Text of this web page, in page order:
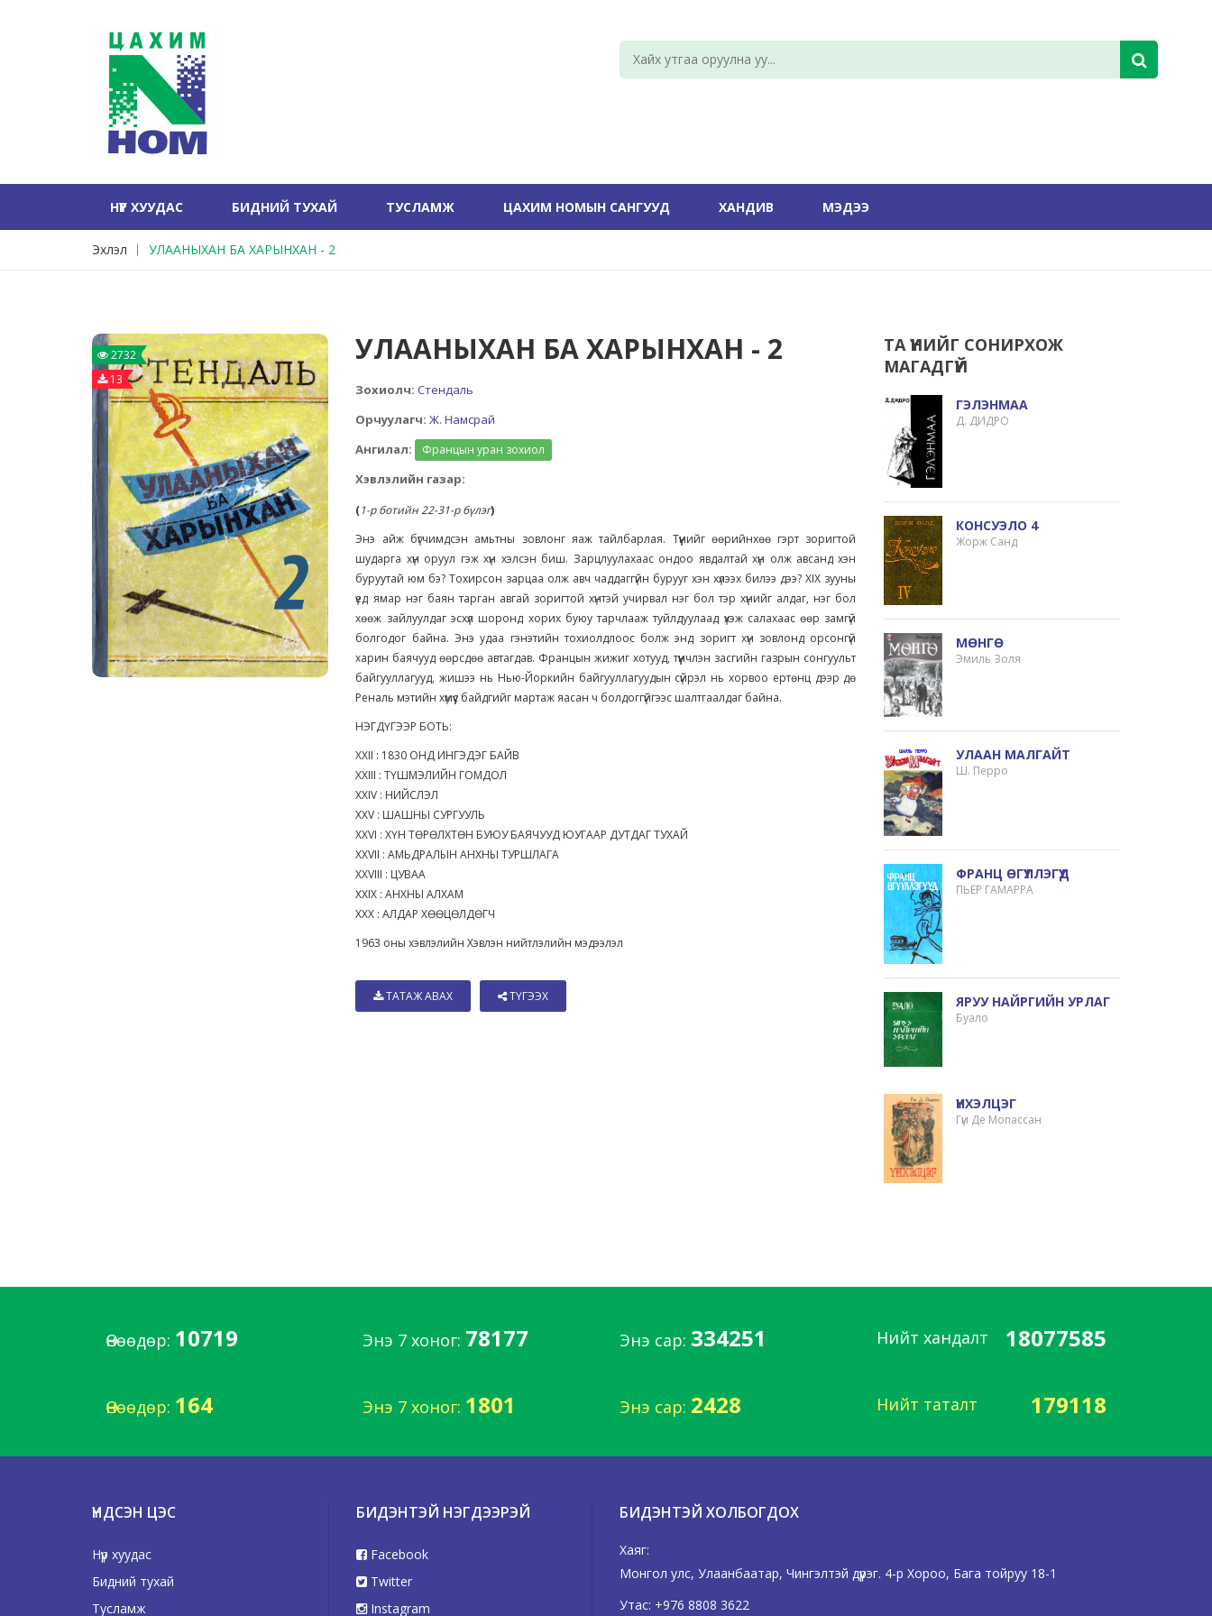
НҮҮР ХУУДАС БИДНИЙ ТУХАЙ ТУСЛАМЖ ЦАХИМ НОМЫН САНГУУД ХАНДИВ МЭДЭЭ
Эхлэл УЛААНЫХАН БА ХАРЫНХАН - 2
2732
13
УЛААНЫХАН БА ХАРЫНХАН - 2
Зохиолч: Стендаль
Орчуулагч: Ж. Намсрай
Ангилал:
Францын уран зохиол
Хэвлэлийн газар:
(1-р ботийн 22-31-р бүлэг)
Энэ айж бүгчимдсэн амьтны зовлонг яаж тайлбарлая. Түүнийг өөрийнхөө гэрт зоригтой
шударга хүн оруул гэж хүн хэлсэн биш. Зарцлуулахаас ондоо явдалтай хүн олж авсанд хэн
буруутай юм бэ? Тохирсон зарцаа олж авч чаддаггүйн бурууг хэн хүлээх билээ дээ? XIX зууны
үед ямар нэг баян тарган авгай зоригтой хүнтэй учирвал нэг бол тэр хүнийг алдаг, нэг бол
хөөж зайлуулдаг эсхүл шоронд хорих буюу тарчлааж туйлдуулаад үхэж салахаас өөр замгүй
болгодог байна. Энэ удаа гэнэтийн тохиолдлоос болж энд зоригт хүн зовлонд орсонгүй
харин баячууд өөрсдөө автагдав. Францын жижиг хотууд, түүнчлэн засгийн газрын сонгуульт
байгууллагууд, жишээ нь Нью-Йоркийн байгууллагуудын сүйрэл нь хорвоо ертөнц дээр дө
Реналь мэтийн хүмүүс байдгийг мартаж яасан ч болдоггүйгээс шалтгаалдаг байна.
НЭГДҮГЭЭР БОТЬ:
XXII : 1830 ОНД ИНГЭДЭГ БАЙВ
XXIII : ТҮШМЭЛИЙН ГОМДОЛ
XXIV : НИЙСЛЭЛ
XXV : ШАШНЫ СУРГУУЛЬ
XXVI : ХҮН ТӨРӨЛХТӨН БУЮУ БАЯЧУУД ЮУГААР ДУТДАГ ТУХАЙ
XXVII : АМЬДРАЛЫН АНХНЫ ТУРШЛАГА
XXVIII : ЦУВАА
XXIX : АНХНЫ АЛХАМ
XXX : АЛДАР ХӨӨЦӨЛДӨГЧ
1963 оны хэвлэлийн Хэвлэн нийтлэлийн мэдээлэл
ТАТАЖ АВАХ ТҮГЭЭХ
ТА ҮҮНИЙГ СОНИРХОЖ
МАГАДГҮЙ
ГЭЛЭНМАА
Д. ДИДРО
КОНСУЭЛО 4
Жорж Санд
МӨНГӨ
Эмиль Золя
УЛААН МАЛГАЙТ
Ш. Перро
ФРАНЦ ӨГҮҮЛЛЭГҮҮД
ПЬЕР ГАМАРРА
ЯРУУ НАЙРГИЙН УРЛАГ
Буало
ҮНХЭЛЦЭГ
Гүи Де Мопассан
Өнөөдөр: 10719 Энэ 7 хоног: 78177 Энэ сар: 334251 Нийт хандалт 18077585
Өнөөдөр: 164 Энэ 7 хоног: 1801 Энэ сар: 2428 Нийт таталт 179118
ҮНДСЭН ЦЭС
Нүүр хуудас
Бидний тухай
Тусламж
БИДЭНТЭЙ НЭГДЭЭРЭЙ
Facebook
Twitter
Instagram
БИДЭНТЭЙ ХОЛБОГДОХ
Хаяг:
Монгол улс, Улаанбаатар, Чингэлтэй дүүрэг. 4-р Хороо, Бага тойруу 18-1
Утас: +976 8808 3622